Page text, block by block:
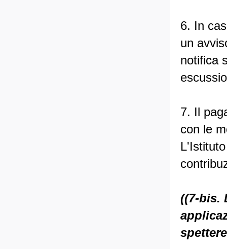
6. In
un
notifica
7. Il
con le
((7-bis.